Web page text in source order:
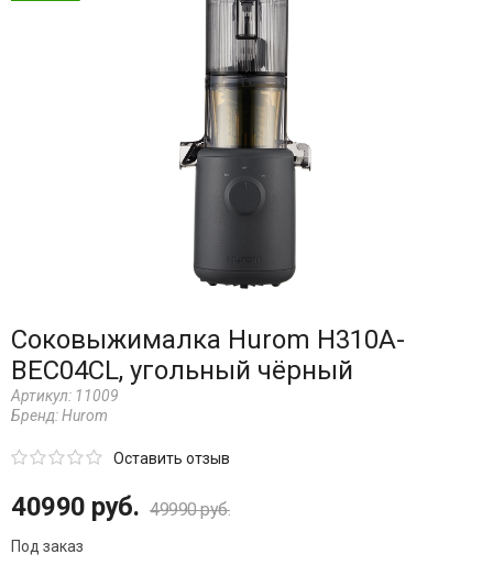
Соковыжималка Hurom H310A-
BEC04CL, угольный чёрный
Артикул: 11009
Бренд:Hurom
Оставить отзыв
40990 руб. 49990 руб.
Под заказ